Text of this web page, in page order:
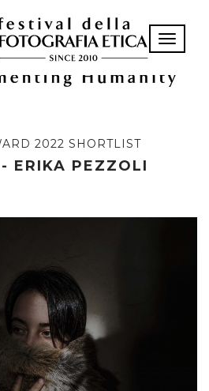
Toggle
2022 SHORTLIST
ERIKA PEZZOLI